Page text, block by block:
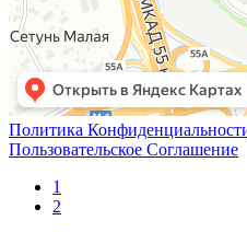
Политика
Пользовательское Соглашение
1
2